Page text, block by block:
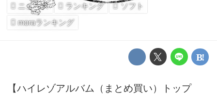
ニュース ランキング
ソフト
moraランキング
【ハイレゾアルバム（まとめ買い）トップ